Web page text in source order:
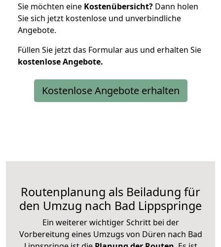
Sie möchten eine Kostenübersicht? Dann holen
Sie sich jetzt kostenlose und unverbindliche
Angebote.
Füllen Sie jetzt das Formular aus und erhalten Sie
kostenloseAngebote.
Kostenlose Angebote erhalten
Routenplanung als Beiladung für
den Umzug nach Bad Lippspringe
Ein weiterer wichtiger Schritt bei der
Vorbereitung eines Umzugs von Düren nach Bad